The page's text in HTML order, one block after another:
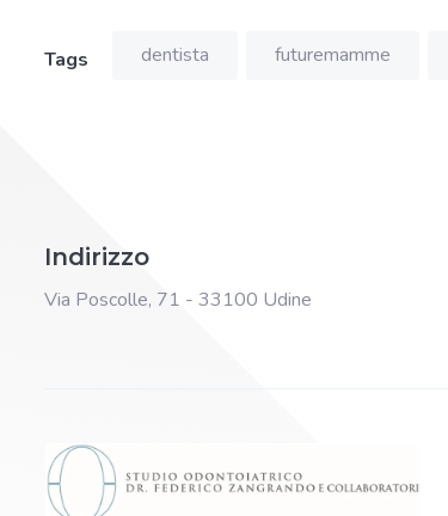
Tags dentista futuremamme
Indirizzo
Via Poscolle, 71 - 33100 Udine